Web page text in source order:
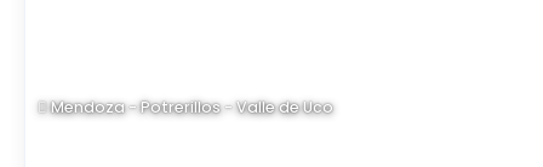
Mendoza - Potrerillos - Valle de Uco